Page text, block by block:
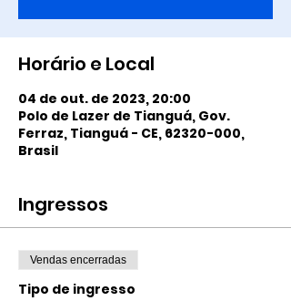
Horário e Local
04 de out. de 2023, 20:00
Polo de Lazer de Tianguá, Gov.
Ferraz, Tianguá - CE, 62320-000,
Brasil
Ingressos
Vendas encerradas
Tipo de ingresso